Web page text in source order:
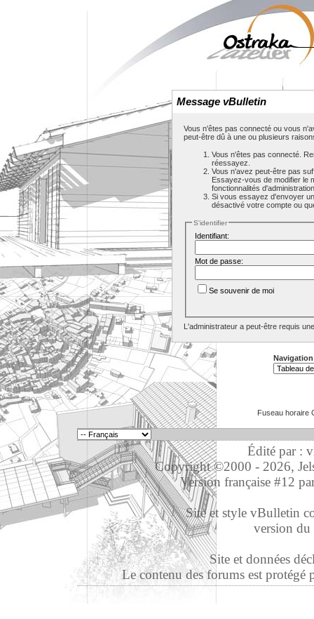
Message vBulletin
Vous n'êtes pas connecté ou vous
peut-être dû à une ou plusieurs
Vous n'êtes pas connecté.
réessayez.
Vous n'avez peut-être pas
Essayez-vous de modifier le
fonctionnalités
Si vous essayez d'envoyer
désactivé votre compte ou
S'identifier
Identifiant:
Mot de passe:
Se souvenir de moi
L'administrateur a peut-être requis
Fuseau horaire
Édité par :
Copyright ©2000 - 2026,
Version française #12
Site et style vBulletin
version
Site et données
Le contenu des forums est protégé